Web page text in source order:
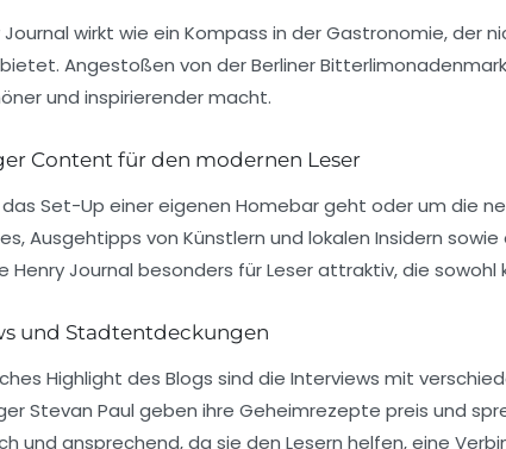
Journal wirkt wie ein Kompass in der Gastronomie,
Angestoßen von derBerliner
und inspirierender macht.
Content für den modernen Leser
Set-Up einer eigenen Homebargeht oder um die
Ausgehtipps von Künstlern und lokalen Insidern
Henry Journal besonders für Leser attraktiv, die
und Stadtentdeckungen
Highlight des Blogs sind die Interviews mit
Stevan Paul geben ihre Geheimrezepte preis und
und ansprechend, da sie den Lesern helfen, eine